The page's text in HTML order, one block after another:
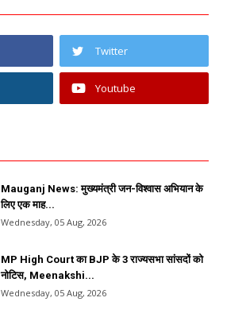
Twitter
Youtube
Mauganj News: मुख्यमंत्री जन-विश्वास अभियान के
लिए एक माह...
Wednesday, 05 Aug, 2026
MP High Court का BJP के 3 राज्यसभा सांसदों को
नोटिस, Meenakshi...
Wednesday, 05 Aug, 2026